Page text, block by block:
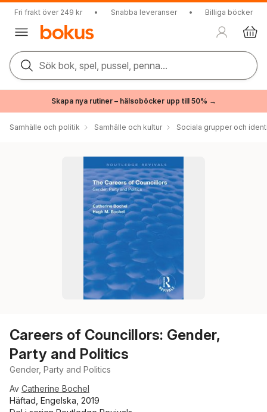
Fri frakt över 249 kr • Snabba leveranser • Billiga böcker
Sök bok, spel, pussel, penna...
Skapa nya rutiner – hälsoböcker upp till 50% →
Samhälle och politik Samhälle och kultur Sociala grupper och
Careers of Councillors: Gender,
Party and Politics
Gender, Party and Politics
Av Catherine Bochel
Häftad, Engelska, 2019